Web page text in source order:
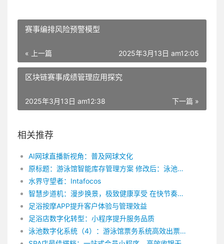
赛事编排风险预警模型
« 上一篇 2025年3月13日 am12:05
区块链赛事成绩管理应用探究
下一篇 »
2025年3月13日 am12:38
相关推荐
AI网球直播新视角：普及网球文化
原标题：游泳馆智能库存管理方案 修改后：泳池智能库存管理解决方案
水界守望者：Intafocos
智慧步道机：漫步换景，极致健康享受 在快节奏的现代生活中，人们越来越注重健康，积极寻找合适的锻炼方式。户外徒步成为了许多人选择的健身方式，它既能锻炼身体，又能欣赏大自然的美景。然而，如何能在徒步过程中更加科学、高效地锻炼身体，提高锻炼质量呢？智慧步道机应运而生，它为徒步爱好者量身打造，移步换景，脚下有景、脑中有数，让您在享受美景的同时，感受到科技带来的健身体验。 智慧步道机首先体现在其智能硬件设备上。智能手环、智能手表等可穿戴设备能够实时监测心率、速度、海拔、消耗热量等运动数据，并将这些数据同步至手机APP，让您随时掌握自己的运动状态。此外，智慧步道机还具备GPS定位功能，可精确记录您的运动轨迹，不怕迷路，让您轻松漫步于大自然中。 其次，智慧步道机为您提供丰富多样的徒步路线。通过手机APP，您可以提前了解路线的起止点、途经景点、难度等级、预计耗时等信息，提前做好攻略。在路上，智慧步道机会为您推送周边的美食、住宿、厕所等实用信息，让您无忧出行。此外，智慧步道机还具备社交功能，您可以邀请朋友一起徒步，相互鼓励，共同进步。 再次，智慧步道机关注您的身体健康。在徒步过程中，智慧步道机会根据您的运动数据为您提供个性化的锻炼建议，如调整速度、休息时间等，以确保您在享受运动的过程中，充分锻炼身体，避免运动过度。此外，智慧步道机还具备康复训练功能，对于运动损伤的恢复具有很好的辅助作用。 最后，智慧步道机为您带来乐趣无穷。在路上，您可以参加各类徒步活动，结识志同道合的朋友。此外，智慧步道机还支持虚拟竞赛、成就系统等玩法，让您在锻炼身体的同时，享受竞技的快感。 总之，智慧步道机为您营造极致健身体验，让您在徒步过程中，既能欣赏美景，又能科学锻炼身体。它将科技与户外运动完美结合，让您的徒步之旅更加精彩。快来加入智慧步道机的行列，开启您的健康徒步之旅吧！水滴智店 | 智慧体育地产一站式集成方案
足浴按摩APP提升客户体验与管理效益
足浴店数字化转型：小程序提升服务品质
泳池数字化系统（4）：游泳馆票务系统高效出票的3种方式